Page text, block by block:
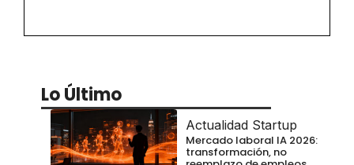
Lo Último
Actualidad Startup
Mercado laboral IA 2026:
transformación, no